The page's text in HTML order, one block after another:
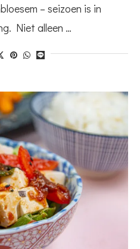
– seizoen is in
Niet alleen …